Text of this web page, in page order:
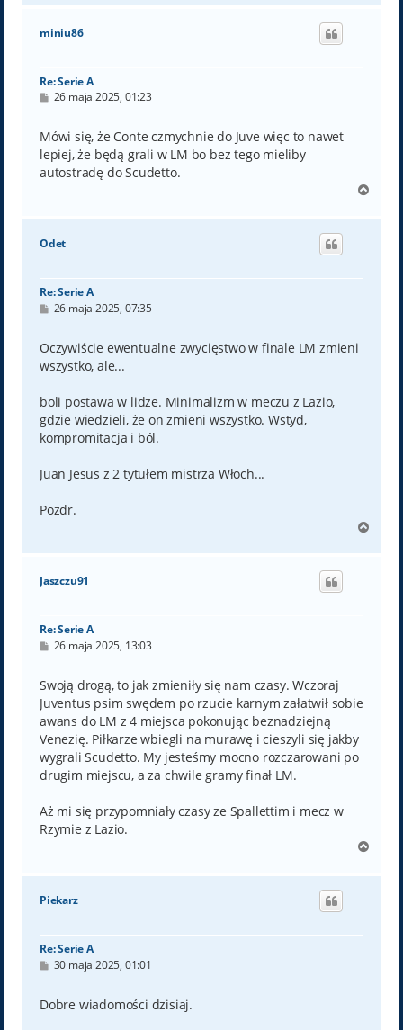
g
miniu86
Re: Serie A
P
t
26 maja 2025, 01:23
Mówi się, że Conte czmychnie do Juve więc to nawet
lepiej, że będą grali w LM bo bez tego mieliby
autostradę do Scudetto.
g
Odet
Re: Serie A
P
t
26 maja 2025, 07:35
Oczywiście ewentualne zwycięstwo w finale LM zmieni
wszystko, ale...
boli postawa w lidze. Minimalizm w meczu z Lazio,
gdzie wiedzieli, że on zmieni wszystko. Wstyd,
kompromitacja i ból.
Juan Jesus z 2 tytułem mistrza Włoch...
Pozdr.
g
Jaszczu91
Re: Serie A
P
t
26 maja 2025, 13:03
Swoją drogą, to jak zmieniły się nam czasy. Wczoraj
Juventus psim swędem po rzucie karnym załatwił sobie
awans do LM z 4 miejsca pokonując beznadziejną
Venezię. Piłkarze wbiegli na murawę i cieszyli się jakby
wygrali Scudetto. My jesteśmy mocno rozczarowani po
drugim miejscu, a za chwile gramy finał LM.
Aż mi się przypomniały czasy ze Spallettim i mecz w
Rzymie z Lazio.
g
Piekarz
Re: Serie A
P
t
30 maja 2025, 01:01
Dobre wiadomości dzisiaj.